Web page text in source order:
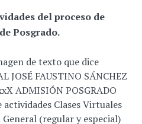
del proceso de
Posgrado.